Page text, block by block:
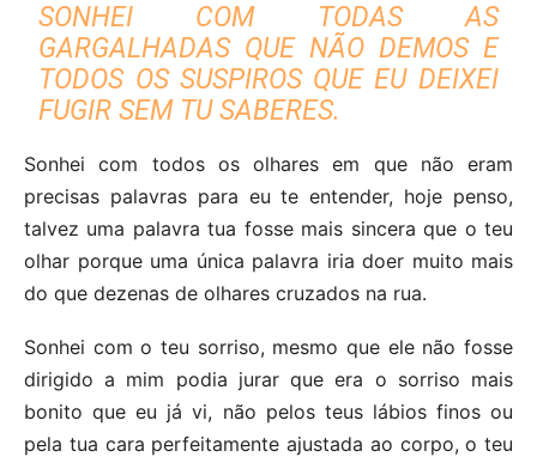
SONHEI COM TODAS AS
GARGALHADAS QUE NÃO DEMOS E
TODOS OS SUSPIROS QUE EU DEIXEI
FUGIR SEM TU SABERES.
Sonhei com todos os olhares em que não eram
precisas palavras para eu te entender, hoje penso,
talvez uma palavra tua fosse mais sincera que o teu
olhar porque uma única palavra iria doer muito mais
do que dezenas de olhares cruzados na rua.
Sonhei com o teu sorriso, mesmo que ele não fosse
dirigido a mim podia jurar que era o sorriso mais
bonito que eu já vi, não pelos teus lábios finos ou
pela tua cara perfeitamente ajustada ao corpo, o teu